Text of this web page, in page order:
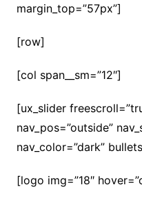
margin_top=”57px”]
[row]
[col span__sm=”12″]
[ux_slider
nav_pos=”outside”
nav_color=”dark”
[logo img=”18″